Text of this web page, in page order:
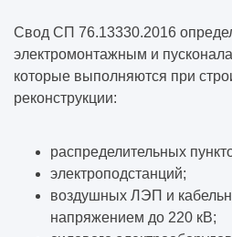
Свод СП 76.13330.2016
электромонтажным и
которые выполняются при
реконструкции:
распределительных
электроподстанций;
воздушных ЛЭП и
напряжением до 220 кВ;